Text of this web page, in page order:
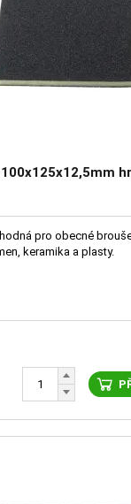
pro obecné
keramika a plasty.